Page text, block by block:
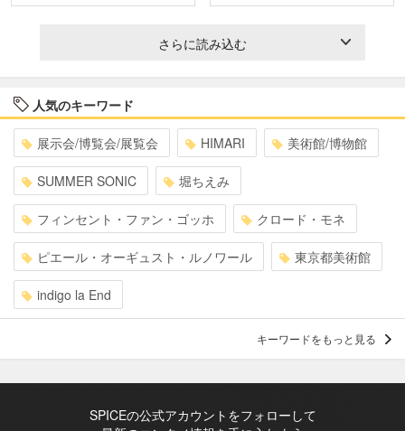
さらに読み込む
人気のキーワード
展示会/博覧会/展覧会 HIMARI 美術館/博物館
SUMMER SONIC 堀ちえみ
フィンセント・ファン・ゴッホ クロード・モネ
ピエール・オーギュスト・ルノワール 東京都美術館
indigo la End
キーワードをもっと見る
SPICEの公式アカウントをフォローして